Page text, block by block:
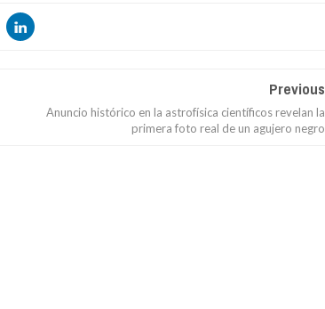
Previous
Anuncio histórico en la astrofísica científicos revelan la
primera foto real de un agujero negro